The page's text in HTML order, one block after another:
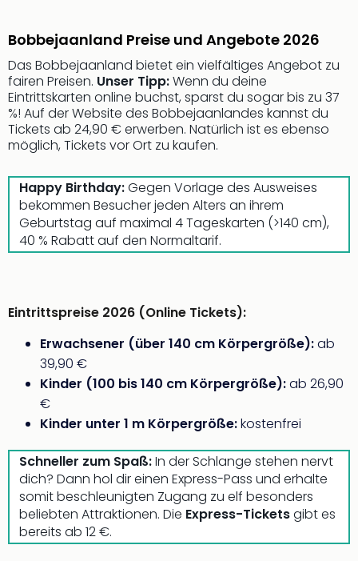
Bobbejaanland Preise und Angebote 2026
Das Bobbejaanland bietet ein vielfältiges Angebot zu
fairen Preisen. Unser Tipp:Wenn du deine
Eintrittskarten online buchst, sparst du sogar bis zu 37
%! Auf der Website des Bobbejaanlandes kannst du
Tickets ab 24,90 € erwerben. Natürlich ist es ebenso
möglich, Tickets vor Ort zu kaufen.
Happy Birthday:Gegen Vorlage des Ausweises
bekommen Besucher jeden Alters an ihrem
Geburtstag auf maximal 4 Tageskarten (>140 cm),
40 % Rabatt auf den Normaltarif.
Eintrittspreise 2026 (Online Tickets):
Erwachsener (über 140 cm Körpergröße):ab
39,90 €
Kinder (100 bis 140 cm Körpergröße):ab 26,90
€
Kinder unter 1 m Körpergröße:kostenfrei
Schneller zum Spaß:In der Schlange stehen nervt
dich? Dann hol dir einen Express-Pass und erhalte
somit beschleunigten Zugang zu elf besonders
beliebten Attraktionen. Die Express-Ticketsgibt es
bereits ab 12 €.